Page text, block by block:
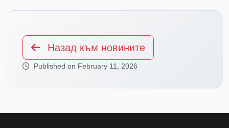
Назад към новините
Published on February 11, 2026